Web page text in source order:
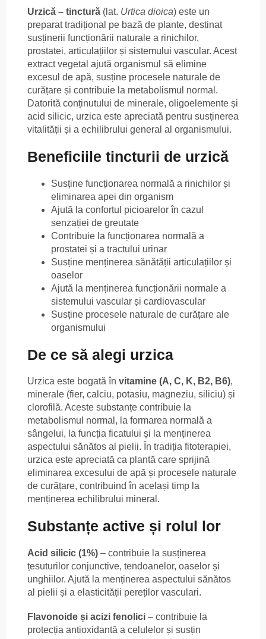
Urzică – tinctură (lat. Urtica dioica) este un
preparat tradițional pe bază de plante, destinat
susținerii funcționării naturale a rinichilor,
prostatei, articulațiilor și sistemului vascular. Acest
extract vegetal ajută organismul să elimine
excesul de apă, susține procesele naturale de
curățare și contribuie la metabolismul normal.
Datorită conținutului de minerale, oligoelemente și
acid silicic, urzica este apreciată pentru susținerea
vitalității și a echilibrului general al organismului.
Beneficiile tincturii de urzică
Susține funcționarea normală a rinichilor și
eliminarea apei din organism
Ajută la confortul picioarelor în cazul
senzației de greutate
Contribuie la funcționarea normală a
prostatei și a tractului urinar
Susține menținerea sănătății articulațiilor și
oaselor
Ajută la menținerea funcționării normale a
sistemului vascular și cardiovascular
Susține procesele naturale de curățare ale
organismului
De ce să alegi urzica
Urzica este bogată în vitamine (A, C, K, B2, B6),
minerale (fier, calciu, potasiu, magneziu, siliciu) și
clorofilă. Aceste substanțe contribuie la
metabolismul normal, la formarea normală a
sângelui, la funcția ficatului și la menținerea
aspectului sănătos al pielii. În tradiția fitoterapiei,
urzica este apreciată ca plantă care sprijină
eliminarea excesului de apă și procesele naturale
de curățare, contribuind în același timp la
menținerea echilibrului mineral.
Substanțe active și rolul lor
Acid silicic (1%) – contribuie la susținerea
țesuturilor conjunctive, tendoanelor, oaselor și
unghiilor. Ajută la menținerea aspectului sănătos
al pielii și a elasticității pereților vasculari.
Flavonoide și acizi fenolici – contribuie la
protecția antioxidantă a celulelor și susțin